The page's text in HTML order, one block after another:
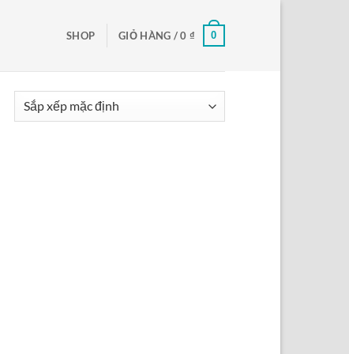
SHOP GIỎ HÀNG /0 ₫ 0